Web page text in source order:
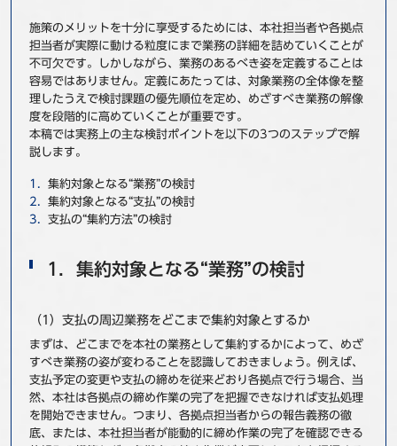
施策のメリットを十分に享受するためには、本社担当者や各拠点
担当者が実際に動ける粒度にまで業務の詳細を詰めていくことが
不可欠です。しかしながら、業務のあるべき姿を定義することは
容易ではありません。定義にあたっては、対象業務の全体像を整
理したうえで検討課題の優先順位を定め、めざすべき業務の解像
度を段階的に高めていくことが重要です。
本稿では実務上の主な検討ポイントを以下の3つのステップで解
説します。
集約対象となる“業務”の検討
集約対象となる“支払”の検討
支払の“集約方法”の検討
1．集約対象となる“業務”の検討
（1）支払の周辺業務をどこまで集約対象とするか
まずは、どこまでを本社の業務として集約するかによって、めざ
すべき業務の姿が変わることを認識しておきましょう。例えば、
支払予定の変更や支払の締めを従来どおり各拠点で行う場合、当
然、本社は各拠点の締め作業の完了を把握できなければ支払処理
を開始できません。つまり、各拠点担当者からの報告義務の徹
底、または、本社担当者が能動的に締め作業の完了を確認できる